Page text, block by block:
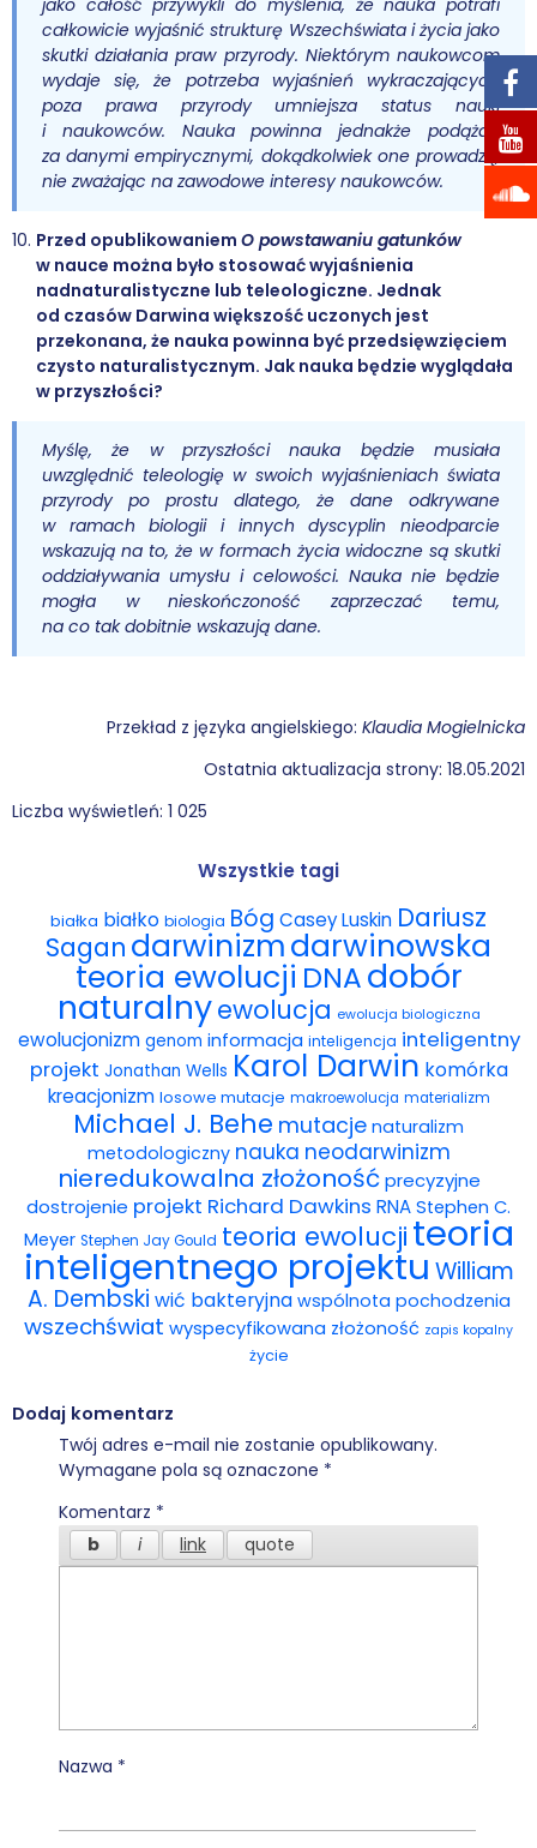
całkowicie wyjaśnić strukturę Wszechświata i życia jako
skutki działania praw przyrody. Niektórym naukowcom
wydaje się, że potrzeba wyjaśnień wykraczających
poza prawa przyrody umniejsza status nauki
i naukowców. Nauka powinna jednakże podążać
za danymi empirycznymi, dokądkolwiek one prowadzą,
nie zważając na zawodowe interesy naukowców.
Przed opublikowaniem O powstawaniu gatunków
w nauce można było stosować wyjaśnienia
nadnaturalistyczne lub teleologiczne. Jednak
od czasów Darwina większość uczonych jest
przekonana, że nauka powinna być przedsięwzięciem
czysto naturalistycznym. Jak nauka będzie wyglądała
w przyszłości?
Myślę, że w przyszłości nauka będzie musiała
uwzględnić teleologię w swoich wyjaśnieniach świata
przyrody po prostu dlatego, że dane odkrywane
w ramach biologii i innych dyscyplin nieodparcie
wskazują na to, że w formach życia widoczne są skutki
oddziaływania umysłu i celowości. Nauka nie będzie
mogła w nieskończoność zaprzeczać temu,
na co tak dobitnie wskazują dane.
Przekład z języka angielskiego: Klaudia Mogielnicka
Ostatnia aktualizacja strony: 18.05.2021
Liczba wyświetleń: 1 025
Wszystkie tagi
białka białko biologia Bóg Casey Luskin Dariusz
Sagan darwinizmdarwinowska
teoria ewolucji DNAdobór
naturalnyewolucja ewolucja biologiczna
ewolucjonizm genom informacja inteligencja inteligentny
projekt Jonathan Wells Karol Darwin komórka
kreacjonizm losowe mutacje makroewolucja materializm
Michael J. Behe mutacje naturalizm
metodologiczny nauka neodarwinizm
nieredukowalna złożoność precyzyjne
dostrojenie projekt Richard Dawkins RNA Stephen C.
Meyer Stephen Jay Gould teoria ewolucji teoria
inteligentnego projektu William
A. Dembski wić bakteryjna wspólnota pochodzenia
wszechświat wyspecyfikowana złożoność zapis kopalny
życie
Dodaj komentarz
Twój adres e-mail nie zostanie opublikowany.
Wymagane pola są oznaczone *
Komentarz *
Nazwa *